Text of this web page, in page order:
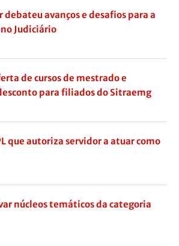
debateu avanços e desafios para a
Judiciário
de cursos de mestrado e
para filiados do Sitraemg
que autoriza servidor a atuar como
núcleos temáticos da categoria